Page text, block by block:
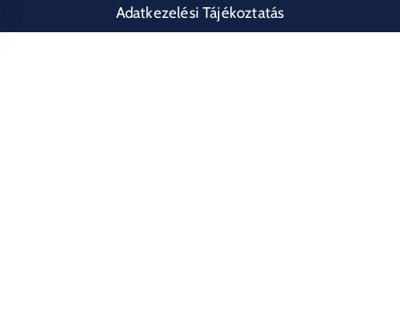
Adatkezelési Tájékoztatás